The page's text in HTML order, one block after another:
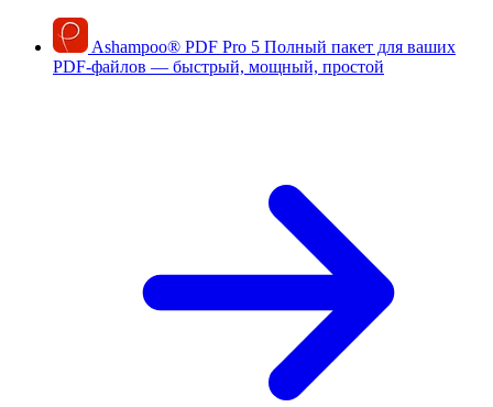
Ashampoo® PDF Pro 5 Полный пакет для ваших
PDF-файлов — быстрый, мощный, простой